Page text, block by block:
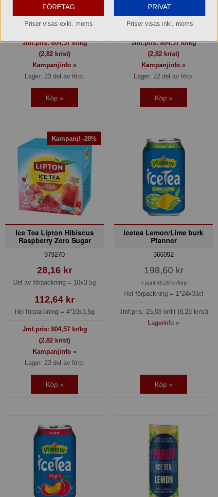
112,64 kr
Hel förpackning =4*10x3,5g
Jmf.pris:804,57kr/kg
(2,82 kr/st)
Kampanjinfo »
Lager: 23 del av förp.
Köp »
112,64 kr
Hel förpackning = 4*10x3,5g
Jmf.pris:804,57kr/kg
(2,82 kr/st)
Kampanjinfo »
Lager: 22 del av förp.
Köp »
Kampanj! -20%
Ice Tea Lipton Hibiscus
Raspberry Zero Sugar
979270
28,16 kr
Del av förpackning = 10x3,5g
112,64 kr
Hel förpackning = 4*10x3,5g
Jmf.pris: 804,57kr/kg
(2,82 kr/st)
Kampanjinfo »
Lager: 23 del av förp.
Köp »
Icetea Lemon/Lime burk
Pfanner
366092
198,60 kr
+ pant 45,28 kr/förp
Hel förpackning = 1*24x33cl
Jmf.pris: 25,08kr/lit (8,28 kr/st)
Lagerinfo »
Köp »
FÖRETAG
Priser visas exkl. moms
PRIVAT
Priser visas inkl. moms